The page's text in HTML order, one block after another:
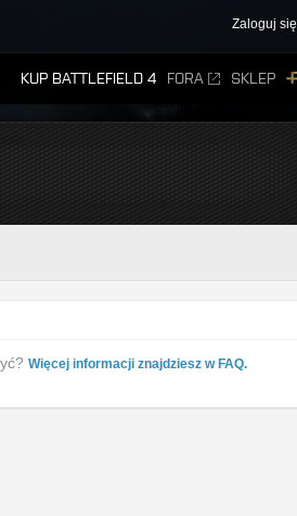
Zaloguj się
KUP BATTLEFIELD 4 FORA SKLEP
Więcej informacji znajdziesz w FAQ.